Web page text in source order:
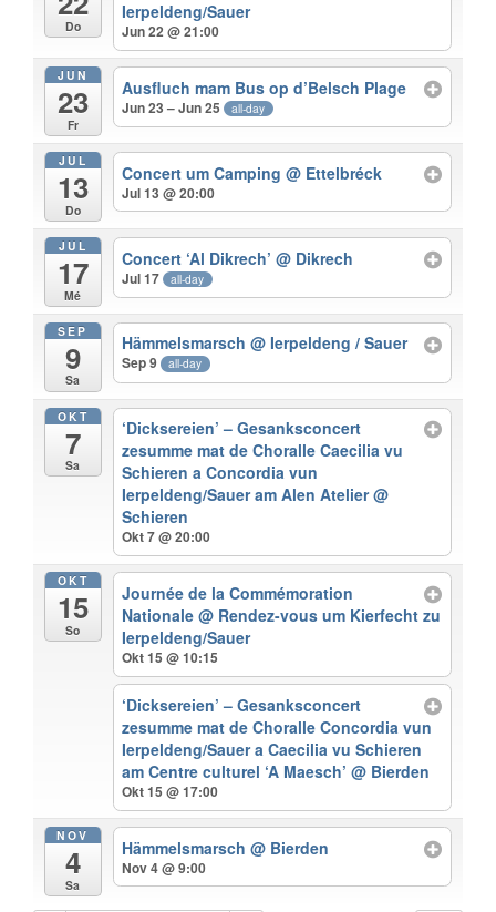
Do
Ierpeldeng/Sauer
Jun 22 @ 21:00
JUN
23
Fr
Ausfluch mam Bus op d’Belsch Plage
Jun 23 – Jun 25 all-day
JUL
13
Do
Concert um Camping@ Ettelbréck
Jul 13 @ 20:00
JUL
17
Mé
Concert ‘Al Dikrech’@ Dikrech
Jul 17 all-day
SEP
9
Sa
Hämmelsmarsch@ Ierpeldeng / Sauer
Sep 9 all-day
OKT
7
Sa
‘Dicksereien’ – Gesanksconcert
zesumme mat de Choralle Caecilia vu
Schieren a Concordia vun
Ierpeldeng/Sauer am Alen Atelier@
Schieren
Okt 7 @ 20:00
OKT
15
So
Journée de la Commémoration
Nationale@ Rendez-vous um Kierfecht zu
Ierpeldeng/Sauer
Okt 15 @ 10:15
‘Dicksereien’ – Gesanksconcert
zesumme mat de Choralle Concordia vun
Ierpeldeng/Sauer a Caecilia vu Schieren
am Centre culturel ‘A Maesch’@ Bierden
Okt 15 @ 17:00
NOV
4
Sa
Hämmelsmarsch@ Bierden
Nov 4 @ 9:00